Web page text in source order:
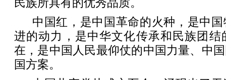
中国红，是中国革命的火种，是中
进的动力，是中华文化传承和民族团结
在，是中国人民最仰仗的中国力量、中
国方案。